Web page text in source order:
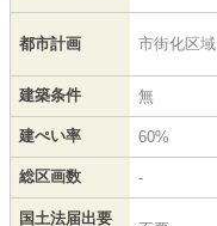
都市計画 市街化区域
建築条件 無
建ぺい率 60%
総区画数 -
国土法届出要